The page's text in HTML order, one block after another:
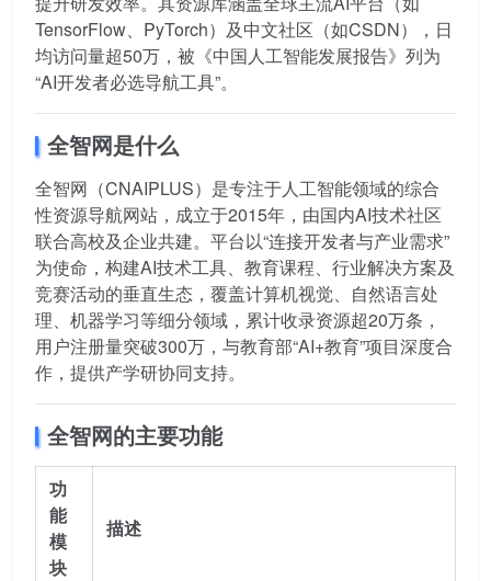
TensorFlow、PyTorch）及中文社区（如CSDN），日
均访问量超50万，被《中国人工智能发展报告》列为
“AI开发者必选导航工具”。
全智网是什么
全智网（CNAIPLUS）是专注于人工智能领域的综合
性资源导航网站，成立于2015年，由国内AI技术社区
联合高校及企业共建。平台以“连接开发者与产业需求”
为使命，构建AI技术工具、教育课程、行业解决方案及
竞赛活动的垂直生态，覆盖计算机视觉、自然语言处
理、机器学习等细分领域，累计收录资源超20万条，
用户注册量突破300万，与教育部“AI+教育”项目深度合
作，提供产学研协同支持。
全智网的主要功能
功
能
模
块
描述